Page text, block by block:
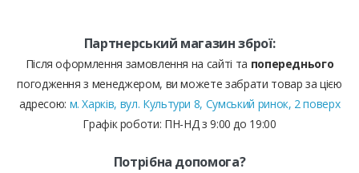
Партнерський магазин зброї:
Після оформлення замовлення на сайті та попереднього
погодження з менеджером, ви можете забрати товар за цією
адресою: м. Харків, вул. Культури 8, Сумський ринок, 2 поверх
Графік роботи: ПН-НД з 9:00 до 19:00
Потрібна допомога?